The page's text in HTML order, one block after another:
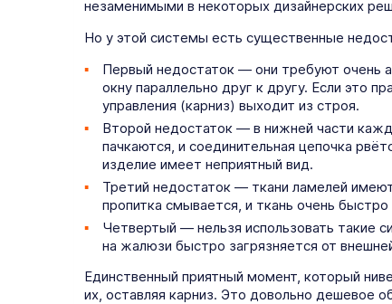
незаменимыми в некоторых дизайнерских
Но у этой системы есть существенные
Первый недостаток — они требуют очень
окну параллельно друг к другу. Если это
управления (карниз) выходит из строя.
Второй недостаток — в нижней части
пачкаются, и соединительная цепочка
изделие имеет неприятный вид.
Третий недостаток — ткани ламелей
пропитка смывается, и ткань очень
Четвертый — нельзя использовать такие
на жалюзи быстро загрязняется от
Единственный приятный момент, который
их, оставляя карниз. Это довольно дешевое